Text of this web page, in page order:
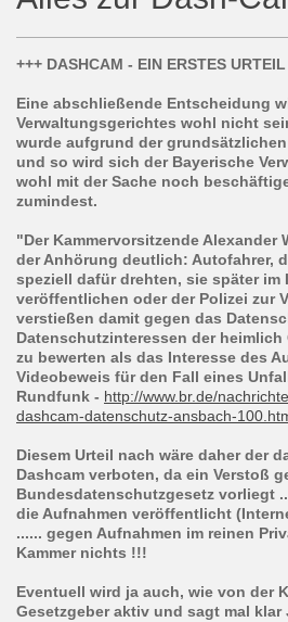
+++ DASHCAM - EIN ERSTES
Eine abschließende Entscheidung
Verwaltungsgerichtes wohl nicht
wurde aufgrund der
und so wird sich der Bayerische
wohl mit der Sache noch
zumindest.
"Der Kammervorsitzende Alexander
der Anhörung deutlich: Autofahrer,
speziell dafür drehten, sie später im
veröffentlichen oder der Polizei zur
verstießen damit gegen das
Datenschutzinteressen der
zu bewerten als das Interesse des
Videobeweis für den Fall eines
Rundfunk - http://www.br.de/
dashcam-datenschutz-ansbach-
Diesem Urteil nach wäre daher der
Dashcam verboten, da ein Verstoß
Bundesdatenschutzgesetz vorliegt
die Aufnahmen veröffentlicht
...... gegen Aufnahmen im reinen
Kammer nichts !!!
Eventuell wird ja auch, wie von der
Gesetzgeber aktiv und sagt mal klar